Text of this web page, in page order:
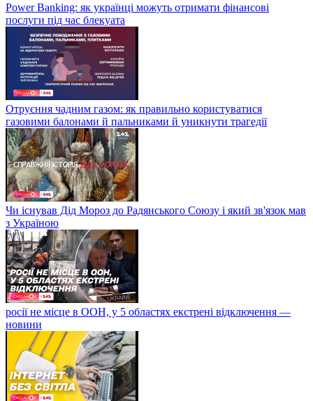
Power Banking: як українці можуть отримати фінансові
послуги під час блекуата
Отруєння чадним газом: як правильно користуватися
газовими балонами й пальниками й уникнути трагедії
Чи існував Дід Мороз до Радянського Союзу і який зв'язок мав
з Україною
росії не місце в ООН, у 5 областях екстрені відключення —
новини